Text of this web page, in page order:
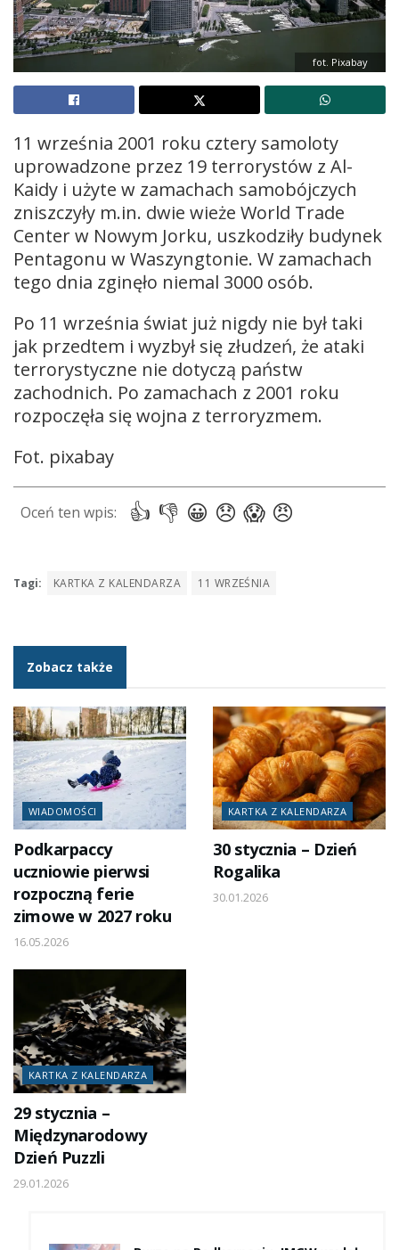
fot. Pixabay
11 września 2001 roku cztery samoloty
uprowadzone przez 19 terrorystów z Al-
Kaidy i użyte w zamachach samobójczych
zniszczyły m.in. dwie wieże World Trade
Center w Nowym Jorku, uszkodziły budynek
Pentagonu w Waszyngtonie. W zamachach
tego dnia zginęło niemal 3000 osób.
Po 11 września świat już nigdy nie był taki
jak przedtem i wyzbył się złudzeń, że ataki
terrorystyczne nie dotyczą państw
zachodnich. Po zamachach z 2001 roku
rozpoczęła się wojna z terroryzmem.
Fot. pixabay
Tagi: KARTKA Z KALENDARZA 11 WRZEŚNIA
Zobacz także
WIADOMOŚCI
Podkarpaccy
uczniowie pierwsi
rozpoczną ferie
zimowe w 2027 roku
16.05.2026
KARTKA Z KALENDARZA
30 stycznia – Dzień
Rogalika
30.01.2026
KARTKA Z KALENDARZA
29 stycznia –
Międzynarodowy
Dzień Puzzli
29.01.2026